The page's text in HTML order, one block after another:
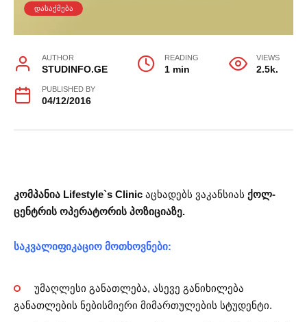
ᲓᲐᲡᲐᲥᲛᲔᲑᲐ
AUTHOR
STUDINFO.GE
READING
1 min
VIEWS
2.5k.
PUBLISHED BY
04/12/2016
კომპანია Lifestyle`s Clinic აცხადებს ვაკანსიას ქოლ-
ცენტრის ოპერატორის პოზიციაზე.
საკვალიფიკაციო მოთხოვნები:
უმაღლესი განათლება, ასევე განიხილება
განათლების ნებისმიერი მიმართულების სტუდენტი.